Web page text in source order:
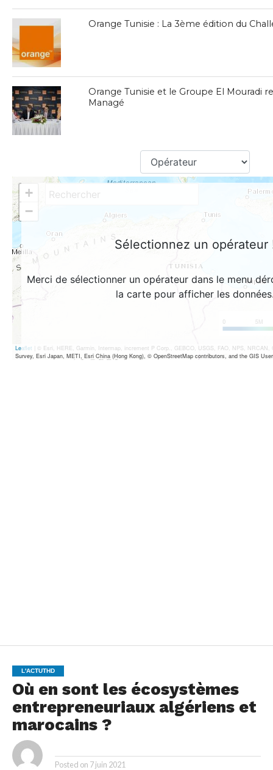
Orange Tunisie : La 3ème édition du
Orange Tunisie et le Groupe El Mouradi
Managé
L'ACTUTHD
Où en sont les écosystèmes
entrepreneuriaux algériens et
marocains ?
Posted on 7 juin 2021